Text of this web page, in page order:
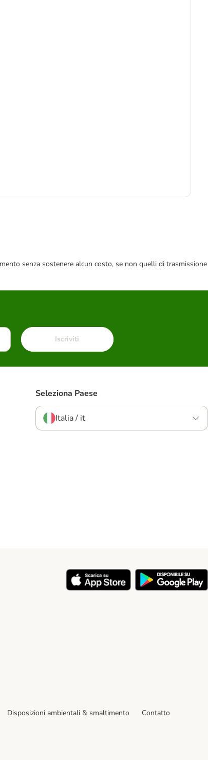
senza sostenere alcun costo, se non quelli di trasmissione
Iscriviti
Seleziona Paese
Italia / it
Disposizioni ambientali & smaltimento
Contatto